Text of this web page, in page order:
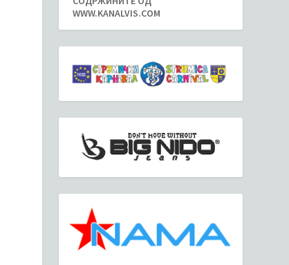
WWW.KANALVIS.COM